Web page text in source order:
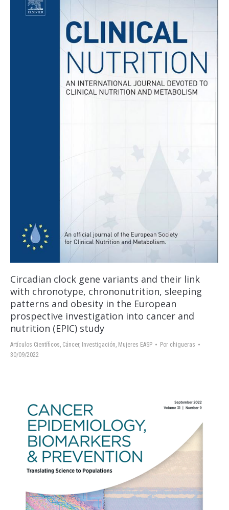
Circadian clock gene variants and their link
with chronotype, chrononutrition, sleeping
patterns and obesity in the European
prospective investigation into cancer and
nutrition (EPIC) study
Artículos Científicos Cáncer, Investigación Mujeres EASP Por chigueras
30/09/2022